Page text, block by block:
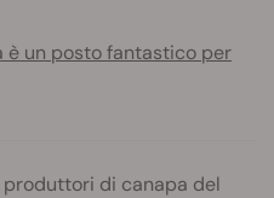
è un posto fantastico per
di canapa del